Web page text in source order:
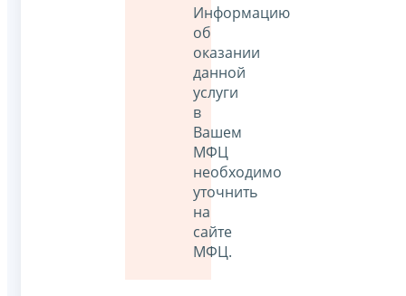
Информацию
об
оказании
данной
услуги
в
Вашем
МФЦ
необходимо
уточнить
на
сайте
МФЦ.